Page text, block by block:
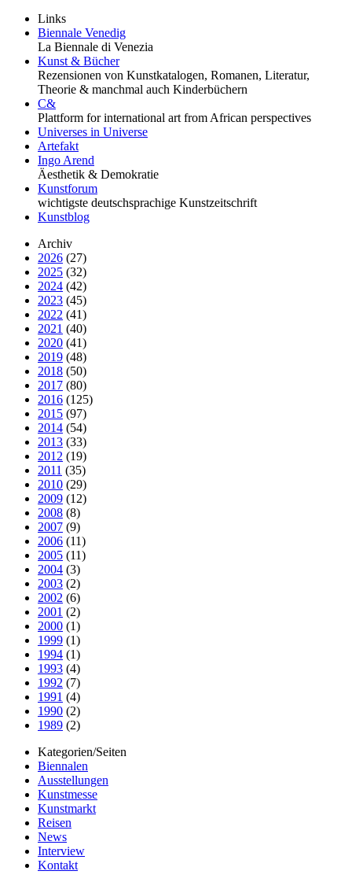
Links
Biennale Venedig
La Biennale di Venezia
Kunst & Bücher
Rezensionen von Kunstkatalogen, Romanen, Literatur,
Theorie & manchmal auch Kinderbüchern
C&
Plattform for international art from African perspectives
Universes in Universe
Artefakt
Ingo Arend
Äesthetik & Demokratie
Kunstforum
wichtigste deutschsprachige Kunstzeitschrift
Kunstblog
Archiv
2026 (27)
2025 (32)
2024 (42)
2023 (45)
2022 (41)
2021 (40)
2020 (41)
2019 (48)
2018 (50)
2017 (80)
2016 (125)
2015 (97)
2014 (54)
2013 (33)
2012 (19)
2011 (35)
2010 (29)
2009 (12)
2008 (8)
2007 (9)
2006 (11)
2005 (11)
2004 (3)
2003 (2)
2002 (6)
2001 (2)
2000 (1)
1999 (1)
1994 (1)
1993 (4)
1992 (7)
1991 (4)
1990 (2)
1989 (2)
Kategorien/Seiten
Biennalen
Ausstellungen
Kunstmesse
Kunstmarkt
Reisen
News
Interview
Kontakt